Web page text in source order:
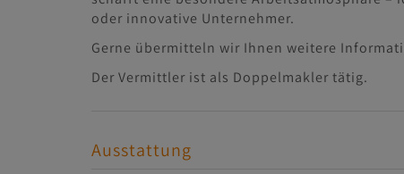
oder innovative Unternehmer.
Gerne übermitteln wir Ihnen weitere
Der Vermittler ist als Doppelmakler tätig.
Ausstattung